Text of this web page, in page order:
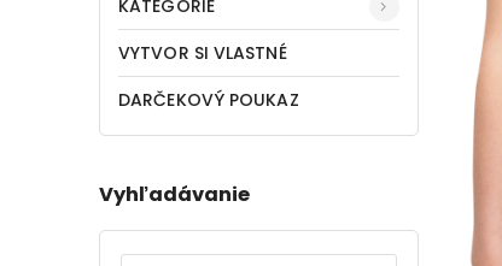
KATEGÓRIE
VYTVOR SI VLASTNÉ
DARČEKOVÝ POUKAZ
Vyhľadávanie